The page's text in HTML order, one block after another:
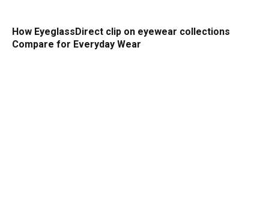
How EyeglassDirect clip on eyewear collections
Compare for Everyday Wear